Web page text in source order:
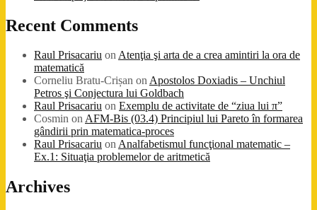
Recent Comments
Raul Prisacariu onAtenţia şi arta de a crea amintiri la ora de
matematică
Corneliu Bratu-Crișan onApostolos Doxiadis – Unchiul
Petros şi Conjectura lui Goldbach
Raul Prisacariu on Exemplu de activitate de “ziua lui π”
Cosmin onAFM-Bis (03.4) Principiul lui Pareto în formarea
gândirii prin matematica-proces
Raul Prisacariu onAnalfabetismul funcţional matematic –
Ex.1: Situaţia problemelor de aritmetică
Archives